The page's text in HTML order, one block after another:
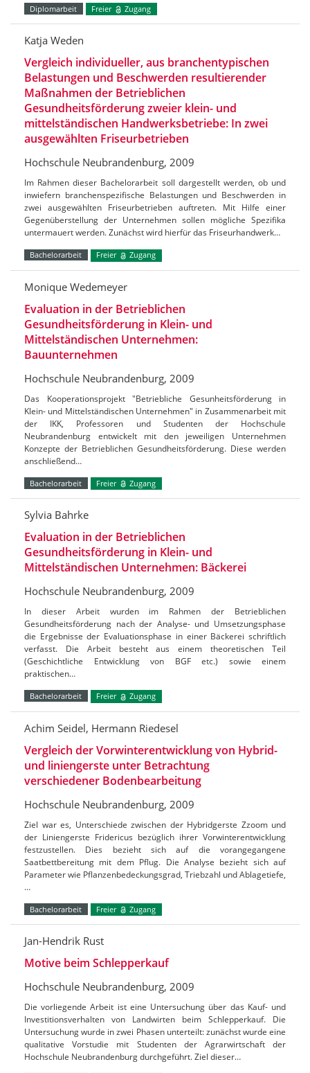
Diplomarbeit Freier Zugang
Katja Weden
Vergleich individueller, aus branchentypischen
Belastungen und Beschwerden resultierender
Maßnahmen der Betrieblichen
Gesundheitsförderung zweier klein- und
mittelständischen Handwerksbetriebe: In zwei
ausgewählten Friseurbetrieben
Hochschule Neubrandenburg, 2009
Im Rahmen dieser Bachelorarbeit soll dargestellt werden, ob und
inwiefern branchenspezifische Belastungen und Beschwerden in
zwei ausgewählten Friseurbetrieben auftreten. Mit Hilfe einer
Gegenüberstellung der Unternehmen sollen mögliche Spezifika
untermauert werden. Zunächst wird hierfür das Friseurhandwerk…
Bachelorarbeit Freier Zugang
Monique Wedemeyer
Evaluation in der Betrieblichen
Gesundheitsförderung in Klein- und
Mittelständischen Unternehmen:
Bauunternehmen
Hochschule Neubrandenburg, 2009
Das Kooperationsprojekt "Betriebliche Gesunheitsförderung in
Klein- und Mittelständischen Unternehmen" in Zusammenarbeit mit
der IKK, Professoren und Studenten der Hochschule
Neubrandenburg entwickelt mit den jeweiligen Unternehmen
Konzepte der Betrieblichen Gesundheitsförderung. Diese werden
anschließend…
Bachelorarbeit Freier Zugang
Sylvia Bahrke
Evaluation in der Betrieblichen
Gesundheitsförderung in Klein- und
Mittelständischen Unternehmen: Bäckerei
Hochschule Neubrandenburg, 2009
In dieser Arbeit wurden im Rahmen der Betrieblichen
Gesundheitsförderung nach der Analyse- und Umsetzungsphase
die Ergebnisse der Evaluationsphase in einer Bäckerei schriftlich
verfasst. Die Arbeit besteht aus einem theoretischen Teil
(Geschichtliche Entwicklung von BGF etc.) sowie einem
praktischen…
Bachelorarbeit Freier Zugang
Achim Seidel, Hermann Riedesel
Vergleich der Vorwinterentwicklung von Hybrid-
und liniengerste unter Betrachtung
verschiedener Bodenbearbeitung
Hochschule Neubrandenburg, 2009
Ziel war es, Unterschiede zwischen der Hybridgerste Zzoom und
der Liniengerste Fridericus bezüglich ihrer Vorwinterentwicklung
festzustellen. Dies bezieht sich auf die vorangegangene
Saatbettbereitung mit dem Pflug. Die Analyse bezieht sich auf
Parameter wie Pflanzenbedeckungsgrad, Triebzahl und Ablagetiefe,
…
Bachelorarbeit Freier Zugang
Jan-Hendrik Rust
Motive beim Schlepperkauf
Hochschule Neubrandenburg, 2009
Die vorliegende Arbeit ist eine Untersuchung über das Kauf- und
Investitionsverhalten von Landwirten beim Schlepperkauf. Die
Untersuchung wurde in zwei Phasen unterteilt: zunächst wurde eine
qualitative Vorstudie mit Studenten der Agrarwirtschaft der
Hochschule Neubrandenburg durchgeführt. Ziel dieser…